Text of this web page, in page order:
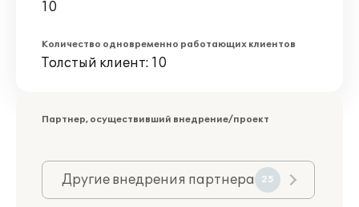
10
Количество одновременно работающих клиентов
Толстый клиент: 10
Партнер, осуществивший внедрение/проект
Другие внедрения партнера 25